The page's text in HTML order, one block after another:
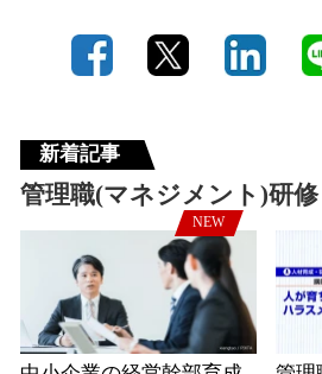
新着記事
管理職(マネジメント)研
NEW